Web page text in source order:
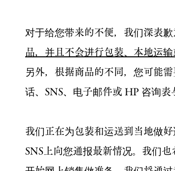
对于给您带来的不便，我们深表歉
品，并且不会进行包装、本地运
另外，根据商品的不同，您可能
话、SNS、电子邮件或 HP 咨询表
我们正在为包装和运送到当地做
SNS上向您通报最新情况。我们